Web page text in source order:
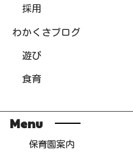
採用
わかくさブログ
遊び
食育
Menu
保育園案内